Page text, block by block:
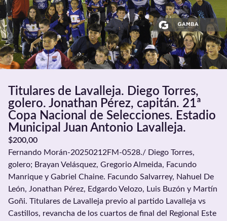
Titulares de Lavalleja. Diego Torres,
golero. Jonathan Pérez, capitán. 21ª
Copa Nacional de Selecciones. Estadio
Municipal Juan Antonio Lavalleja.
$200,00
Fernando Morán-20250212FM-0528./ Diego Torres,
golero; Brayan Velásquez, Gregorio Almeida, Facundo
Manrique y Gabriel Chaine. Facundo Salvarrey, Nahuel De
León, Jonathan Pérez, Edgardo Velozo, Luis Buzón y Martín
Goñi. Titulares de Lavalleja previo al partido Lavalleja vs
Castillos, revancha de los cuartos de final del Regional Este